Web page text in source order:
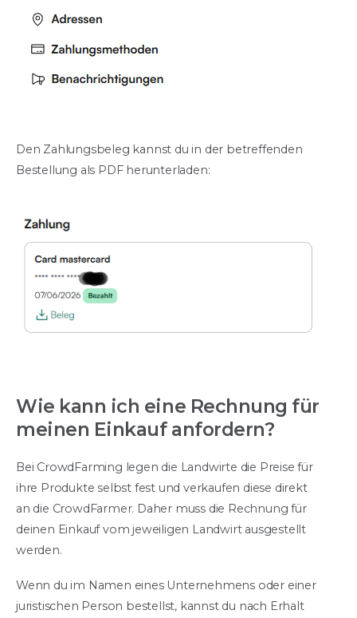
Den Zahlungsbeleg kannst du in der betreffenden
Bestellung als PDF herunterladen:
Wie kann ich eine Rechnung für
meinen Einkauf anfordern?
Bei CrowdFarming legen die Landwirte die Preise für
ihre Produkte selbst fest und verkaufen diese direkt
an die CrowdFarmer. Daher muss die Rechnung für
deinen Einkauf vom jeweiligen Landwirt ausgestellt
werden.
Wenn du im Namen eines Unternehmens oder einer
juristischen Person bestellst, kannst du nach Erhalt